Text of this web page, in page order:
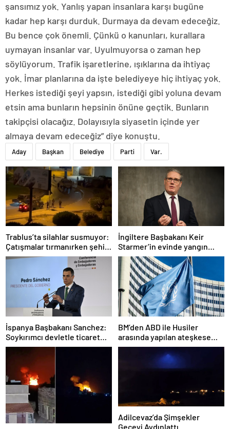
şansımız yok. Yanlış yapan insanlara karşı bugüne
kadar hep karşı durduk. Durmaya da devam edeceğiz.
Bu bence çok önemli. Çünkü o kanunları, kurallara
uymayan insanlar var. Uyulmuyorsa o zaman hep
söylüyorum. Trafik işaretlerine, ışıklarına da ihtiyaç
yok. İmar planlarına da işte belediyeye hiç ihtiyaç yok.
Herkes istediği şeyi yapsın, istediği gibi yoluna devam
etsin ama bunların hepsinin önüne geçtik. Bunların
takipçisi olacağız. Dolayısıyla siyasetin içinde yer
almaya devam edeceğiz” diye konuştu.
Aday Başkan Belediye Parti Var.
Trablus’ta silahlar susmuyor:
Çatışmalar tırmanırken şehir
alarmda
İngiltere Başbakanı Keir
Starmer’in evinde yangın
çıktı
İspanya Başbakanı Sanchez:
Soykırımcı devletle ticaret
yapmayız
BM’den ABD ile Husiler
arasında yapılan ateşkese
ilişkin değerlendirme
Adilcevaz’da Şimşekler
Geceyi Aydınlattı